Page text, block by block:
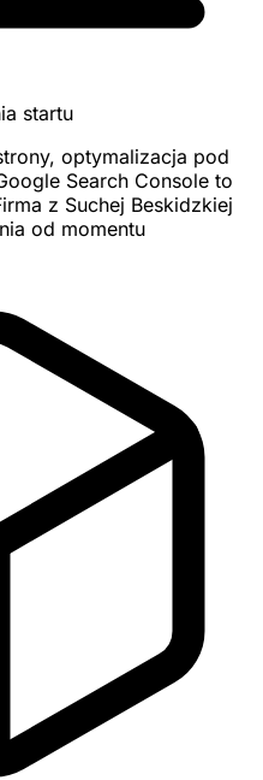
startu
optymalizacja pod
Search Console to
z Suchej Beskidzkiej
od momentu